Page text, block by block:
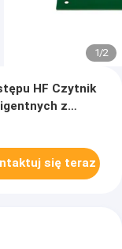
1/2
HF Czytnik
z
się teraz